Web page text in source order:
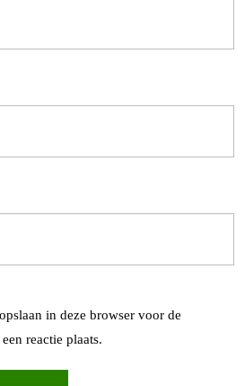
in deze browser voor de
reactie plaats.